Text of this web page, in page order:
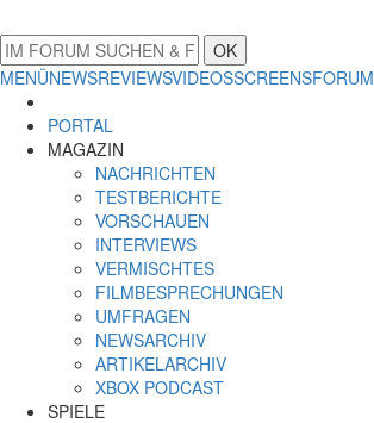
OK
MENÜNEWSREVIEWSVIDEOSSCREENSFORUM
PORTAL
MAGAZIN
NACHRICHTEN
TESTBERICHTE
VORSCHAUEN
INTERVIEWS
VERMISCHTES
FILMBESPRECHUNGEN
UMFRAGEN
NEWSARCHIV
ARTIKELARCHIV
XBOX PODCAST
SPIELE